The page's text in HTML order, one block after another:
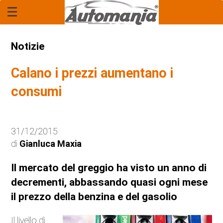
Home Page
Economia
Tecnologia
Anteprime
Novità
☰
Notizie
Calano i prezzi aumentano i
consumi
31/12/2015
di Gianluca Maxia
Il mercato del greggio ha visto un anno di
decrementi, abbassando quasi ogni mese
il prezzo della benzina e del gasolio
Il livello di